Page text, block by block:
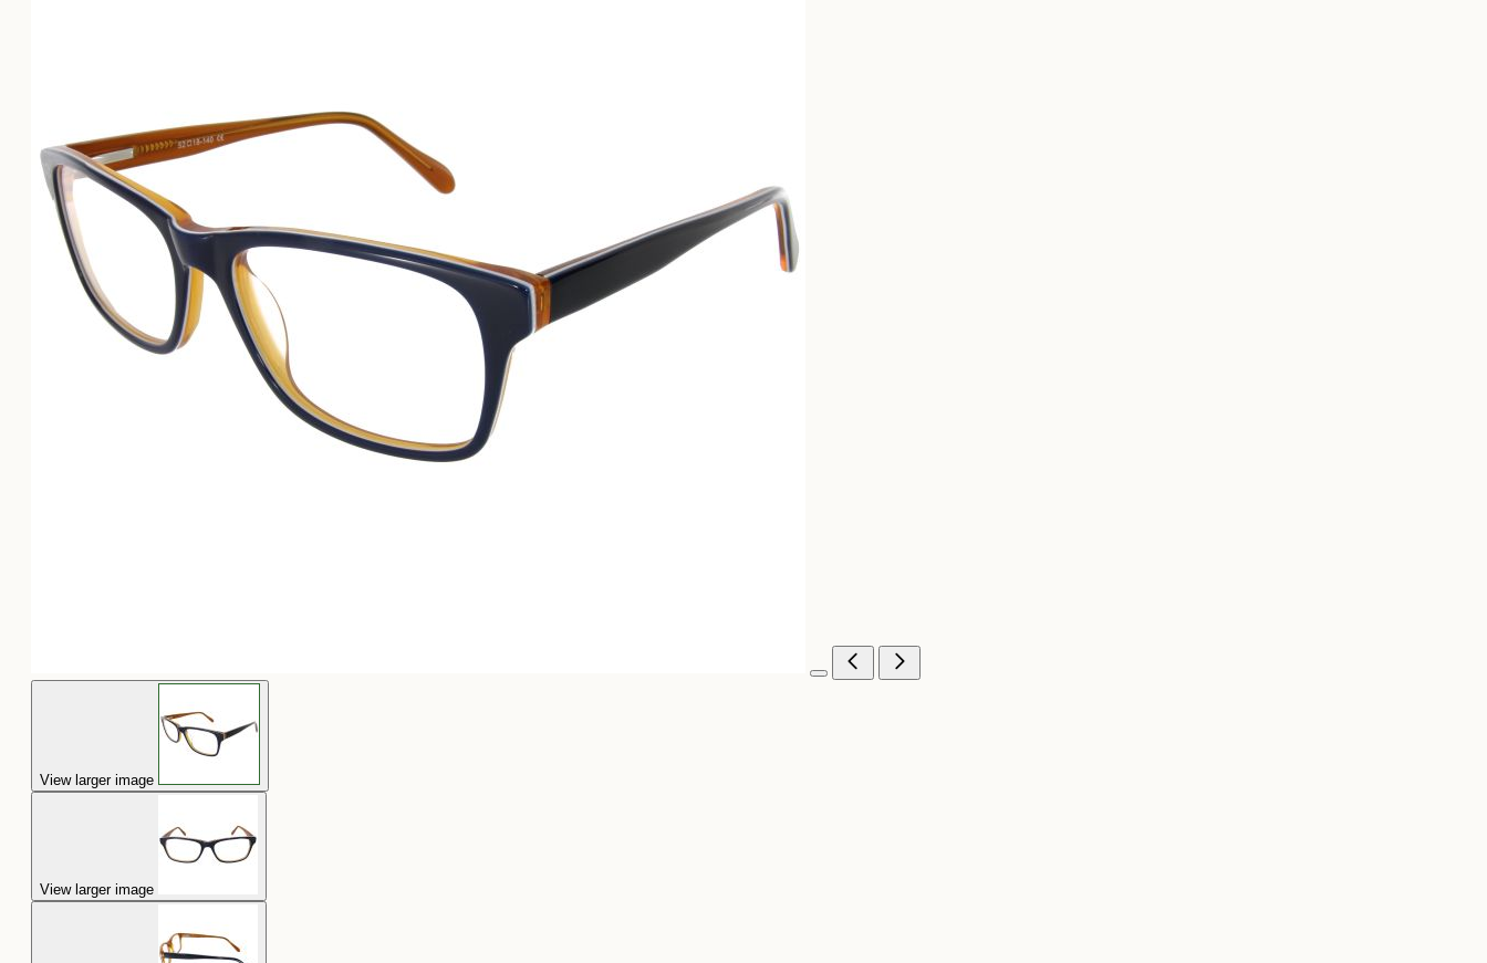
View larger image
View larger image